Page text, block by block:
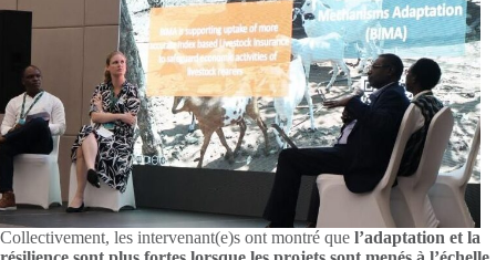
Collectivement, les intervenant(e)s ont montré que l’adaptation et la